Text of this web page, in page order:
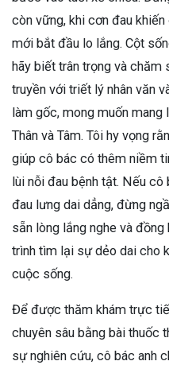
còn vững, khi cơn đau
mới bắt đầu lo lắng. Cột
hãy biết trân trọng và
truyền với triết lý nhân văn
làm gốc, mong muốn
Thân và Tâm. Tôi hy vọng
giúp cô bác có thêm niềm
lùi nỗi đau bệnh tật. Nếu
đau lưng dai dẳng, đừng
sẵn lòng lắng nghe và đồng
trình tìm lại sự dẻo dai cho
cuộc sống.
Để được thăm khám trực
chuyên sâu bằng bài thuốc
sự nghiên cứu, cô bác anh